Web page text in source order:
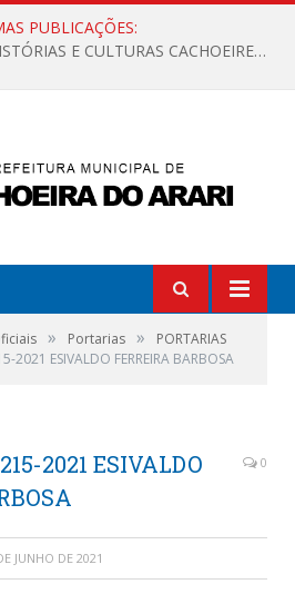
PUBLICAÇÕES:
A VALORIZAÇÃO DAS HISTÓRIAS E CULTURAS CACHOEIRENSES
» Portarias »
PORTARIAS
2021 ESIVALDO FERREIRA BARBOSA
2021 ESIVALDO
0
JUNHO DE 2021